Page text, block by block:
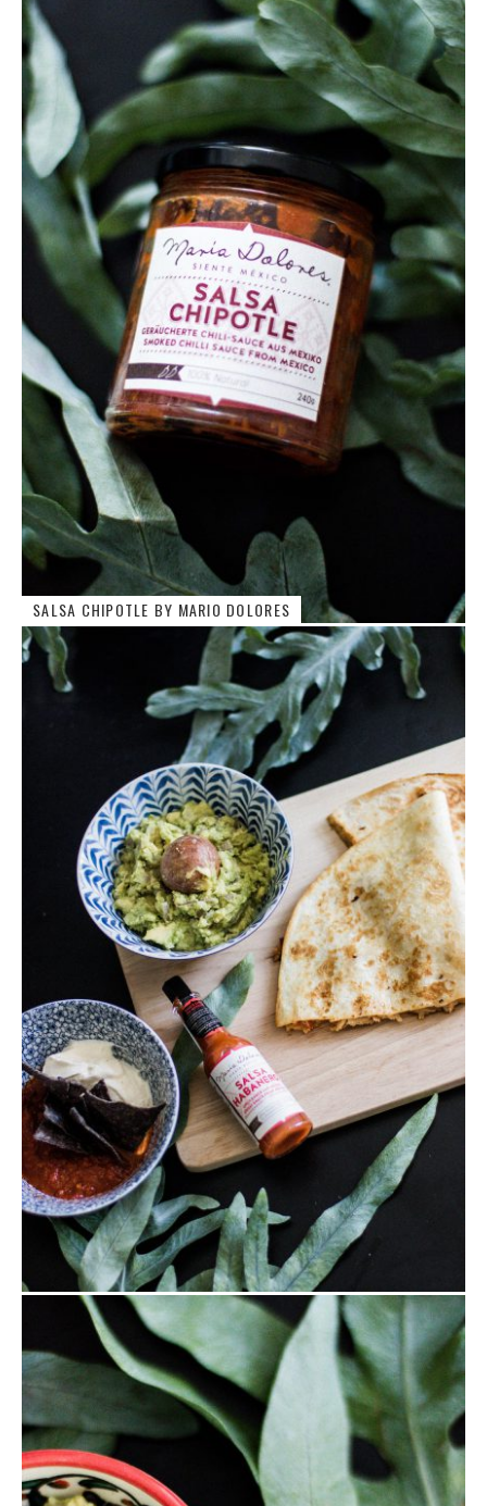
SALSA CHIPOTLE BY MARIO DOLORES